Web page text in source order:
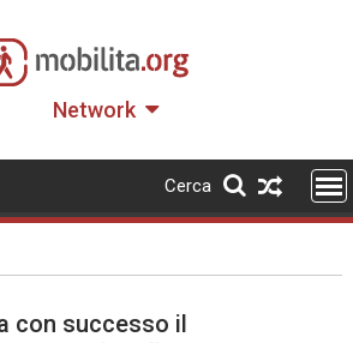
Network
Cerca
con successo il